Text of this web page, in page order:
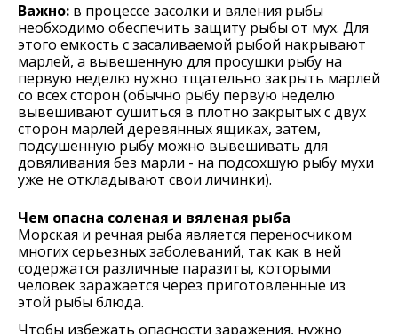
Важно: в процессе засолки и вяления рыбы
необходимо обеспечить защиту рыбы от мух. Для
этого емкость с засаливаемой рыбой накрывают
марлей, а вывешенную для просушки рыбу на
первую неделю нужно тщательно закрыть марлей
со всех сторон (обычно рыбу первую неделю
вывешивают сушиться в плотно закрытых с двух
сторон марлей деревянных ящиках, затем,
подсушенную рыбу можно вывешивать для
довяливания без марли - на подсохшую рыбу мухи
уже не откладывают свои личинки).
Чем опасна соленая и вяленая рыба
Морская и речная рыба является переносчиком
многих серьезных заболеваний, так как в ней
содержатся различные паразиты, которыми
человек заражается через приготовленные из
этой рыбы блюда.
Чтобы избежать опасности заражения, нужно